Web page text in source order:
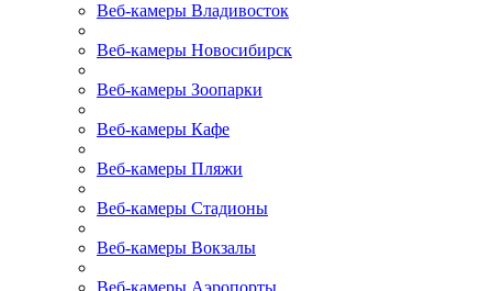
Веб-камеры Владивосток
Веб-камеры Новосибирск
Веб-камеры Зоопарки
Веб-камеры Кафе
Веб-камеры Пляжи
Веб-камеры Стадионы
Веб-камеры Вокзалы
Веб-камеры Аэропорты